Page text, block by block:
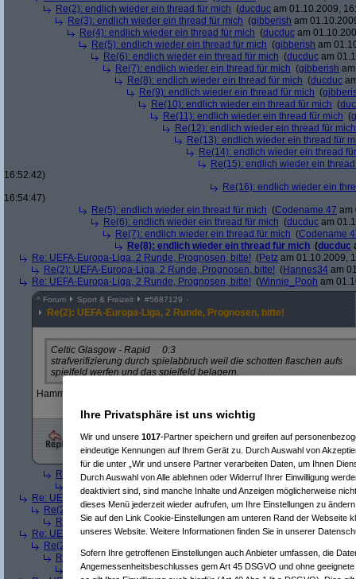
Re(2): endlich wieder ein thread für mich (ducduc am 01.10.2009,
Re(3): endlich wieder ein thread für mich (gibberish am
Re(4): endlich wieder ein thread für mich (ducduc am
Re(5): endlich wieder ein thread für mich (gibberish am
Re(6): endlich wieder ein thread für mich (ducduc am
Re(7): endlich wieder ein thread für mich (gibberish
Re(8): endlich wieder ein thread für mich (ducduc
Re(9): endlich wieder ein thread für mich (
Re(10): endlich wieder ein thread für mich (
Re(11): endlich wieder ein thread für mich (
Re(12): endlich wieder ein thread für mich
Re(13): endlich wieder ein thread für
Re(14): endlich wieder ein thread
Re(15): endlich wieder ein
16:52:42)
Re(16): endlich wieder ein
16:54:47)
Re(5): endlich wieder ein thread für mich (Codename 47 am
Re(6): endlich wieder ein thread für mich (ducduc am
Re(7): endlich wieder ein thread für mich (Codename
Re(8): endlich wieder ein thread für mich (ducduc
Re: UEFA-Europa-Liga, 2 Runde, Prognosen, bitte! (Petz am 01.10.2009,
Re(2): UEFA-Europa-Liga, 2 Runde, Prognosen, bitte! (Hannes34 am
Re: UEFA-Europa-Liga, 2 Runde, Prognosen, bitte! (Winnie_Pooh am
^ Forum Sport & Freizeit #5687129
Re(2): UEFA-Europa-Liga, 2 Runde, Prognosen, bitte!
Celtic Glasgow - Rapid 0:3
strafverifizierung durch spielabbruch weil die schotten flaschen aufs
spielfeld werfen und das spielfeld belagern.
Hamma im Brotkörberl geschlafen - bei den lustigen Scherzerln?
Re(3): UEFA-Europa-Liga, 2 Runde, Prognosen, bitte!(Winnie_Pooh
Re(4): UEFA-Europa-Liga, 2 Runde, Prognosen, bitte! ( gibberish
Re: UEFA-Europa-Liga, 2 Runde, Prognosen, bitte!
Gabbo am
Re(2): UEFA-Europa-Liga, 2 Runde, Prognosen, bitte!(gibberisham
Re(3): UEFA-Europa-Liga, 2 Runde, Prognosen, bitte!( Gabboam
Re: UEFA-Europa-Liga, 2 Runde, Prognosen, bitte!(Hannes34am
Re(2): UEFA-Europa-Liga, 2 Runde, Prognosen, bitte!
Re(3): UEFA-Europa-Liga, 2 Runde, Prognosen, bitte!(Hannes34am
Re(4): UEFA-Europa-Liga, 2 Runde, Prognosen, bitte!(gibberish
Ihre Privatsphäre ist uns wichtig
Wir und unsere 1017-Partner speichern und greifen auf
eindeutige Kennungen auf Ihrem Gerät zu. Durch Auswahl von
für die unter „Wir und unsere Partner verarbeiten Daten, um Ihnen
Durch Auswahl von Alle ablehnen oder Widerruf Ihrer Einwilligung
deaktiviert sind, sind manche Inhalte und Anzeigen möglicherweise
dieses Menü jederzeit wieder aufrufen, um Ihre Einstellungen zu
Sie auf den Link Cookie-Einstellungen am unteren Rand der Webseite
unseres Website. Weitere Informationen finden Sie in unserer
Sofern Ihre getroffenen Einstellungen auch Anbieter umfassen, die
Angemessenheitsbeschlusses gem Art 45 DSGVO und ohne